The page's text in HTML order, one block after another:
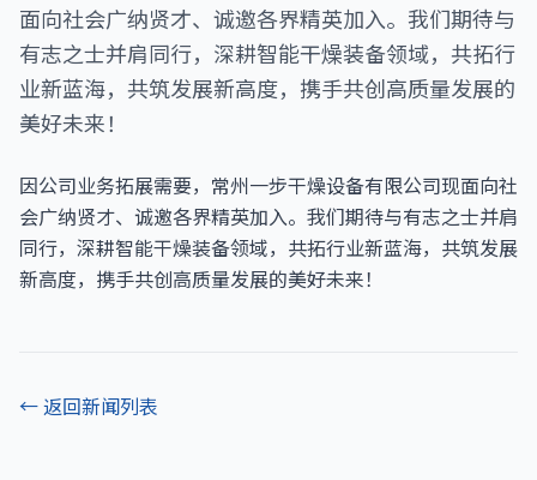
面向社会广纳贤才、诚邀各界精英加入。我们期待与
有志之士并肩同行，深耕智能干燥装备领域，共拓行
业新蓝海，共筑发展新高度，携手共创高质量发展的
美好未来！
因公司业务拓展需要，常州一步干燥设备有限公司现面向社
会广纳贤才、诚邀各界精英加入。我们期待与有志之士并肩
同行，深耕智能干燥装备领域，共拓行业新蓝海，共筑发展
新高度，携手共创高质量发展的美好未来！
← 返回新闻列表